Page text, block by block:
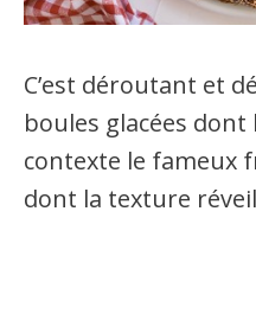
C’est déroutant et
boules glacées
contexte le fameux
dont la texture